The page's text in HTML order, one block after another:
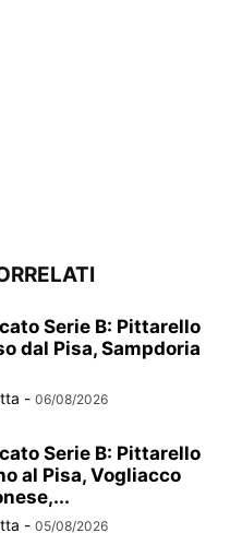
Serie B: Pittarello
dal Pisa, Sampdoria
- 06/08/2026
Serie B: Pittarello
al Pisa, Vogliacco
- 05/08/2026